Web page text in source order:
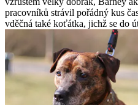
pracovníků strávil pořádný kus
vděčná také koťátka, jichž se do